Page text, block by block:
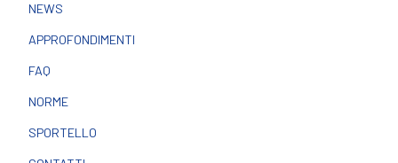
NEWS
APPROFONDIMENTI
FAQ
NORME
SPORTELLO